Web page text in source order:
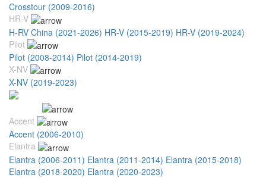
Crosstour (2009-2016)
HR-V
H-RV China (2021-2026) HR-V (2015-2019) HR-V (2019-2024)
Pilot
Pilot (2008-2014) Pilot (2014-2019)
X-NV
X-NV (2019-2023)
Accent
Accent (2006-2010)
Elantra
Elantra (2006-2011) Elantra (2011-2014) Elantra (2015-2018)
Elantra (2018-2020) Elantra (2020-2023)